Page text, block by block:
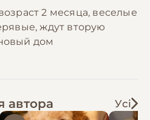
2 месяца, веселые
ждут вторую
дом
автора Усі